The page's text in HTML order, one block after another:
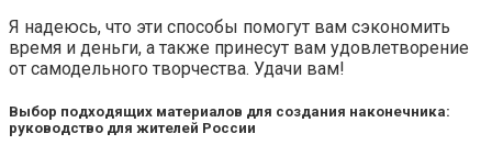
Я надеюсь, что эти способы помогут вам сэкономить
время и деньги, а также принесут вам удовлетворение
от самодельного творчества. Удачи вам!
Выбор подходящих материалов для создания наконечника:
руководство для жителей России